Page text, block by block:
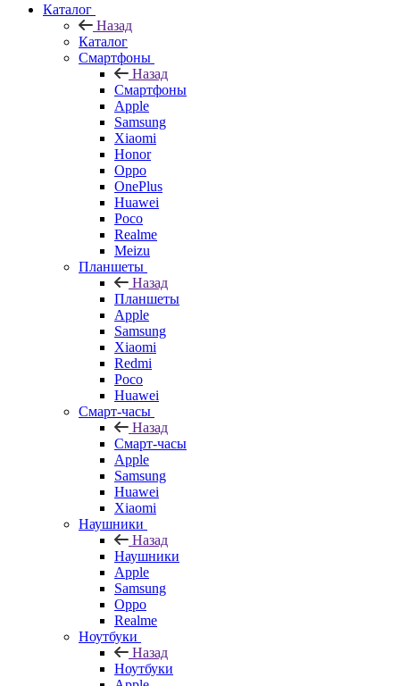
Каталог
Назад
Каталог
Смартфоны
Назад
Смартфоны
Apple
Samsung
Xiaomi
Honor
Oppo
OnePlus
Huawei
Poco
Realme
Meizu
Планшеты
Назад
Планшеты
Apple
Samsung
Xiaomi
Redmi
Poco
Huawei
Смарт-часы
Назад
Смарт-часы
Apple
Samsung
Huawei
Xiaomi
Наушники
Назад
Наушники
Apple
Samsung
Oppo
Realme
Ноутбуки
Назад
Ноутбуки